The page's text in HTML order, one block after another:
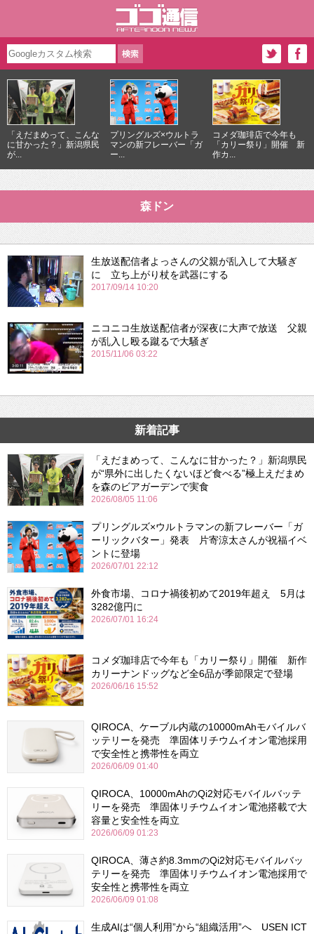
「えだまめって、こんな
に甘かった？」新潟県民
が...
プリングルズ×ウルトラ
マンの新フレーバー「ガ
ー...
コメダ珈琲店で今年も
「カリー祭り」開催 新
作カ...
森ドン
生放送配信者よっさんの父親が乱入して大騒ぎ
に 立ち上がり杖を武器にする
2017/09/14 10:20
ニコニコ生放送配信者が深夜に大声で放送 父親
が乱入し殴る蹴るで大騒ぎ
2015/11/06 03:22
新着記事
「えだまめって、こんなに甘かった？」新潟県民
が“県外に出したくないほど食べる”極上えだまめ
を森のビアガーデンで実食
2026/08/05 11:06
プリングルズ×ウルトラマンの新フレーバー「ガ
ーリックバター」発表 片寄涼太さんが祝福イベ
ントに登場
2026/07/01 22:12
外食市場、コロナ禍後初めて2019年超え 5月は
3282億円に
2026/07/01 16:24
コメダ珈琲店で今年も「カリー祭り」開催 新作
カリーナンドッグなど全6品が季節限定で登場
2026/06/16 15:52
QIROCA、ケーブル内蔵の10000mAhモバイルバ
ッテリーを発売 準固体リチウムイオン電池採用
で安全性と携帯性を両立
2026/06/09 01:40
QIROCA、10000mAhのQi2対応モバイルバッテ
リーを発売 準固体リチウムイオン電池搭載で大
容量と安全性を両立
2026/06/09 01:23
QIROCA、薄さ約8.3mmのQi2対応モバイルバッ
テリーを発売 準固体リチウムイオン電池採用で
安全性と携帯性を両立
2026/06/09 01:08
生成AIは“個人利用”から“組織活用”へ USEN ICT